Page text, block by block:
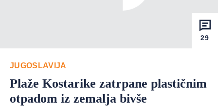
29
JUGOSLAVIJA
Plaže Kostarike zatrpane plastičnim
otpadom iz zemalja bivše